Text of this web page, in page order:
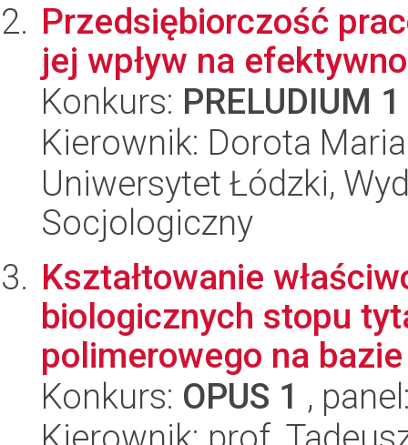
Przedsiębiorczość
jej wpływ na
Konkurs: PRELUDIUM 1
Kierownik: Dorota
Uniwersytet Łódzki,
Socjologiczny
Kształtowanie
biologicznych stopu
polimerowego na
Konkurs: OPUS 1 ,